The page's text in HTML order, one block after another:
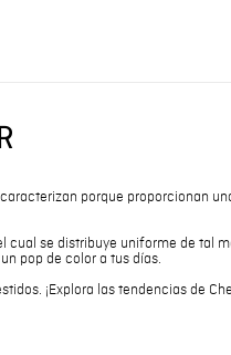
porque proporcionan
se distribuye uniforme de
pop de color a tus días.
¡Explora las tendencias de